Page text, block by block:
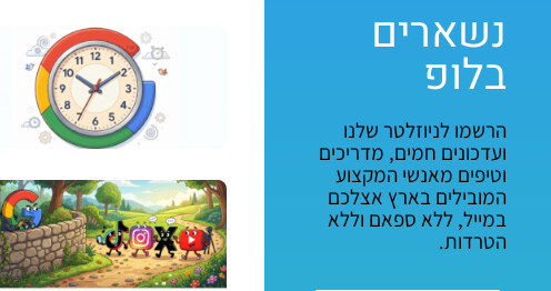
נשארים
בלופ
הרשמו לניוזלטר שלנו
ועדכונים חמים, מדריכים
וטיפים מאנשי המקצוע
המובילים בארץ אצלכם
במייל, ללא ספאם וללא
הטרדות.